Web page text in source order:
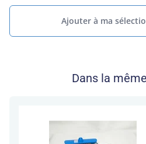
Ajouter à ma
Dans la